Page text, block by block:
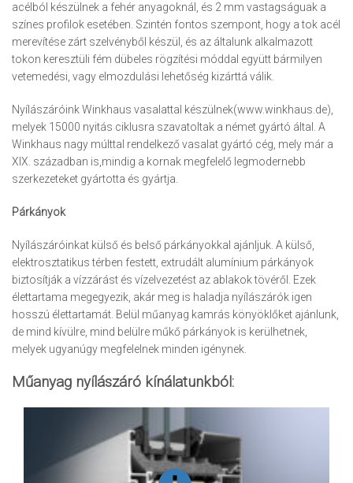
acélból készülnek a fehér anyagoknál, és 2 mm vastagságuak a
színes profilok esetében. Szintén fontos szempont, hogy a tok acél
merevítése zárt szelvényből készül, és az általunk alkalmazott
tokon keresztüli fém dübeles rögzítési móddal együtt bármilyen
vetemedési, vagy elmozdulási lehetőség kizárttá válik.
Nyílászáróink Winkhaus vasalattal készülnek(www.winkhaus.de),
melyek 15000 nyitás ciklusra szavatoltak a német gyártó által. A
Winkhaus nagy múlttal rendelkező vasalat gyártó cég, mely már a
XIX. században is,mindig a kornak megfelelő legmodernebb
szerkezeteket gyártotta és gyártja.
Párkányok
Nyílászáróinkat külső és belső párkányokkal ajánljuk. A külső,
elektrosztatikus térben festett, extrudált alumínium párkányok
biztosítják a vízzárást és vízelvezetést az ablakok tövéről. Ezek
élettartama megegyezik, akár meg is haladja nyílászárók igen
hosszú élettartamát. Belül műanyag kamrás könyöklőket ajánlunk,
de mind kívülre, mind belülre műkő párkányok is kerülhetnek,
melyek ugyanúgy megfelelnek minden igénynek.
Műanyag nyílászáró kínálatunkból: